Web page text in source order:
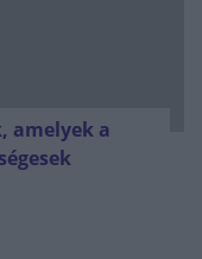
amelyek a